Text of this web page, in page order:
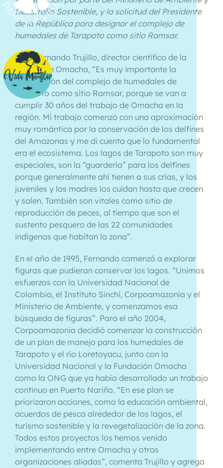
Desarrollo Sostenible, y la solicitud del Presidente
de la República para designar el complejo de
humedales de Tarapoto como sitio Ramsar.
Para Fernando Trujillo, director científico de la
Fundación Omacha, “Es muy importante la
designación del complejo de humedales de
Tarapoto como sitio Ramsar, porque se van a
cumplir 30 años del trabajo de Omacha en la
región. Mi trabajo comenzó con una aproximación
muy romántica por la conservación de los delfines
del Amazonas y me di cuenta que lo fundamental
era el ecosistema. Los lagos de Tarapoto son muy
especiales, son la “guardería” para los delfines
porque generalmente ahí tienen a sus crías, y los
juveniles y las madres los cuidan hasta que crecen
y salen. También son vitales como sitio de
reproducción de peces, al tiempo que son el
sustento pesquero de las 22 comunidades
indígenas que habitan la zona”.
En el año de 1995, Fernando comenzó a explorar
figuras que pudieran conservar los lagos. “Unimos
esfuerzos con la Universidad Nacional de
Colombia, el Instituto Sinchi, Corpoamazonía y el
Ministerio de Ambiente, y comenzamos esa
búsqueda de figuras”. Para el año 2004,
Corpoamazonia decidió comenzar la construcción
de un plan de manejo para los humedales de
Tarapoto y el río Loretoyacu, junto con la
Universidad Nacional y la Fundación Omacha
como la ONG que ya había desarrollado un trabajo
continuo en Puerto Nariño. “En ese plan se
priorizaron acciones, como la educación ambiental,
acuerdos de pesca alrededor de los lagos, el
turismo sostenible y la revegetalización de la zona.
Todos estos proyectos los hemos venido
implementando entre Omacha y otras
organizaciones aliadas”, comenta Trujillo y agrega